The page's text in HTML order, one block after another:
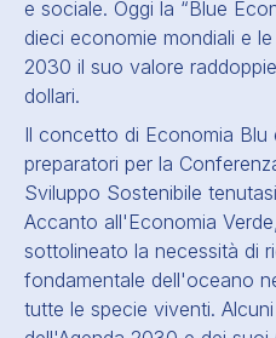
e sociale. Oggi la “Blue
dieci economie mondiali e
2030 il suo valore
dollari.
Il concetto di Economia
preparatori per la
Sviluppo Sostenibile
Accanto all'Economia
sottolineato la necessità di
fondamentale dell'oceano
tutte le specie viventi.